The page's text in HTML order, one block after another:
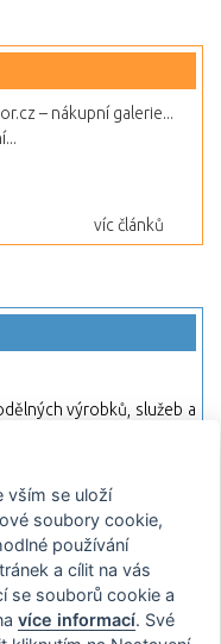
– nákupní galerie...
víc článků
výrobků, služeb a
nakupovat.
webhosting, VPS
multihosting a VPS
s možností jejich
a porovnávání.
vhodný hosting.
vším se uloží
soubory cookie,
používání
a cílit na vás
se souborů cookie a
více informací. Své